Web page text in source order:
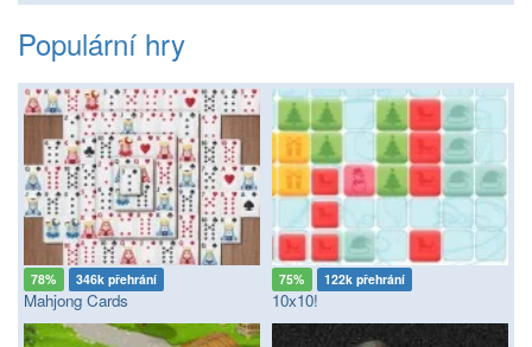
Populární hry
78% 346k přehrání
Mahjong Cards
75% 122k přehrání
10x10!